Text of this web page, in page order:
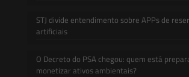
STJ divide entendimento sobre APPs de
artificiais
O Decreto do PSA chegou: quem está
monetizar ativos ambientais?